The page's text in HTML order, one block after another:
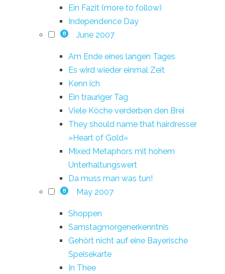
Ein Fazit (more to follow)
Independence Day
8 June 2007
Am Ende eines langen Tages
Es wird wieder einmal Zeit
Kenn ich
Ein trauriger Tag
Viele Köche verderben den Brei
They should name that hairdresser
»Heart of Gold«
Mixed Metaphors mit hohem
Unterhaltungswert
Da muss man was tun!
8 May 2007
Shoppen
Samstagmorgenerkenntnis
Gehört nicht auf eine Bayerische
Speisekarte
In Thee